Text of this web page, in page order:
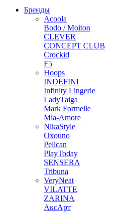
Бренды
Acoola
Bodo / Moiton
CLEVER
CONCEPT CLUB
Crockid
F5
Hoops
INDEFINI
Infinity Lingerie
LadyTaiga
Mark Formelle
Mia-Amore
NikaStyle
Oxouno
Pelican
PlayToday
SENSERA
Tribuna
VeryNeat
VILATTE
ZARINA
АксАрт